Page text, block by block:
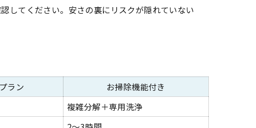
してください。安さの裏にリスクが隠れていない
ラン
お掃除機能付き
複雑分解＋専用洗浄